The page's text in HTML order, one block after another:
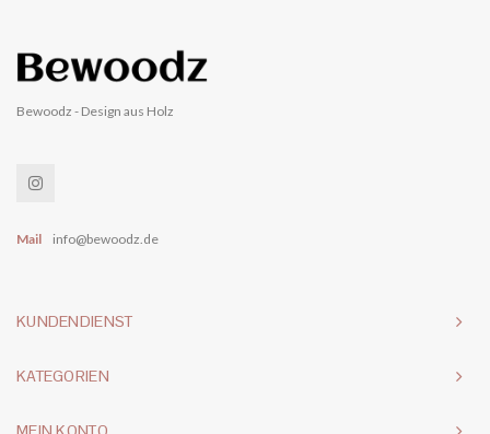
Bewoodz - Design aus Holz
Mail info@bewoodz.de
KUNDENDIENST
KATEGORIEN